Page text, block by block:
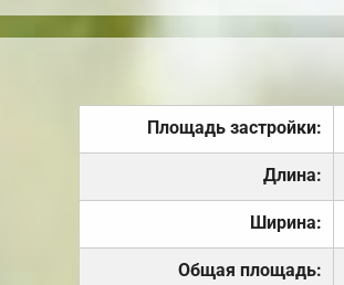
Площадь застройки:
Длина:
Ширина:
Общая площадь: